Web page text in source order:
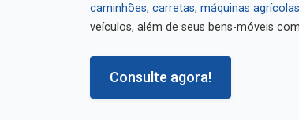
caminhões carretas máquinas agrícolas
veículos, além de seus bens-móveis
Consulte agora!